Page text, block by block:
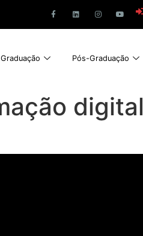
Graduação Pós-Graduação
digital